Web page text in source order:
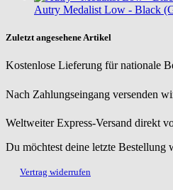
Autry Medalist Low - Black
Zuletzt angesehene Artikel
Kostenlose Lieferung für nationale
Nach Zahlungseingang versenden
Weltweiter Express-Versand direkt
Du möchtest deine letzte Bestellung
Vertrag widerrufen